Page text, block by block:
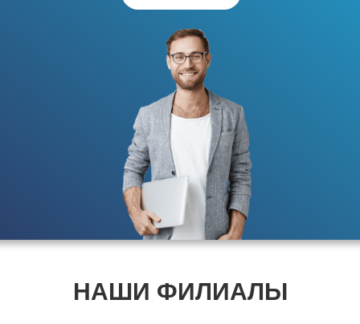
НАШИ ФИЛИАЛЫ